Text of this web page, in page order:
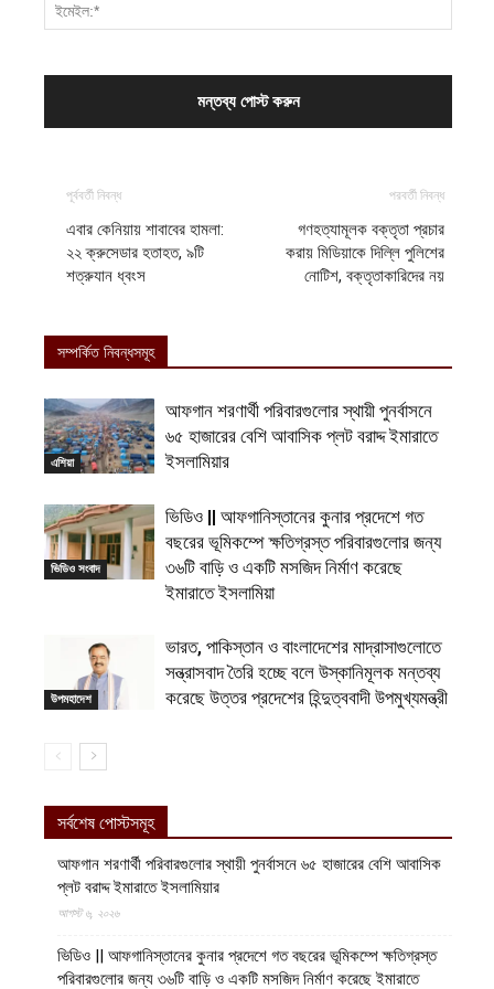
পূর্ববর্তী নিবন্ধ
এবার কেনিয়ায় শাবাবের হামলা:
২২ ক্রুসেডার হতাহত, ৯টি
শত্রুযান ধ্বংস
পরবর্তী নিবন্ধ
গণহত্যামূলক বক্তৃতা প্রচার
করায় মিডিয়াকে দিল্লি পুলিশের
নোটিশ, বক্তৃতাকারিদের নয়
সম্পর্কিত নিবন্ধসমূহ
এশিয়া
আফগান শরণার্থী পরিবারগুলোর স্থায়ী পুনর্বাসনে
৬৫ হাজারের বেশি আবাসিক প্লট বরাদ্দ ইমারাতে
ইসলামিয়ার
ভিডিও সংবাদ
ভিডিও || আফগানিস্তানের কুনার প্রদেশে গত
বছরের ভূমিকম্পে ক্ষতিগ্রস্ত পরিবারগুলোর জন্য
৩৬টি বাড়ি ও একটি মসজিদ নির্মাণ করেছে
ইমারাতে ইসলামিয়া
উপমহাদেশ
ভারত, পাকিস্তান ও বাংলাদেশের মাদ্রাসাগুলোতে
সন্ত্রাসবাদ তৈরি হচ্ছে বলে উস্কানিমূলক মন্তব্য
করেছে উত্তর প্রদেশের হিন্দুত্ববাদী উপমুখ্যমন্ত্রী
সর্বশেষ পোস্টসমূহ
আফগান শরণার্থী পরিবারগুলোর স্থায়ী পুনর্বাসনে ৬৫ হাজারের বেশি আবাসিক
প্লট বরাদ্দ ইমারাতে ইসলামিয়ার
আগস্ট ৬, ২০২৬
ভিডিও || আফগানিস্তানের কুনার প্রদেশে গত বছরের ভূমিকম্পে ক্ষতিগ্রস্ত
পরিবারগুলোর জন্য ৩৬টি বাড়ি ও একটি মসজিদ নির্মাণ করেছে ইমারাতে